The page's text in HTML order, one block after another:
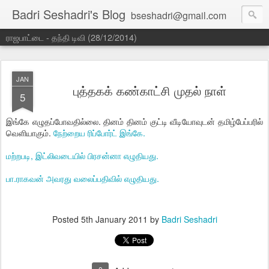
Badri Seshadri's Blog bseshadri@gmail.com
ராஜபாட்டை - தந்தி டிவி (28/12/2014)
JAN
5 புத்தகக் கண்காட்சி முதல் நாள்
இங்கே எழுதப்போவதில்லை. தினம் தினம் குட்டி வீடியோவுடன் தமிழ்பேப்பரில்
வெளியாகும். நேற்றைய ரிப்போர்ட் இங்கே.
மற்றபடி, இட்லிவடையில் பிரசன்னா எழுதியது.
பா.ராகவன் அவரது வலைப்பதிவில் எழுதியது.
Posted 5th January 2011 by Badri Seshadri